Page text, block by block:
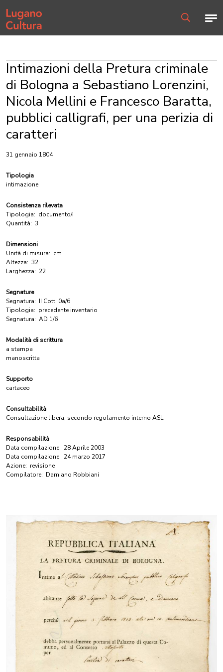
Home page
Intimazioni della Pretura criminale
di Bologna a Sebastiano Lorenzini,
Nicola Mellini e Francesco Baratta,
pubblici calligrafi, per una perizia di
caratteri
31 gennaio 1804
Tipologia
intimazione
Consistenza rilevata
Tipologia: documento/i
Quantità: 3
Dimensioni
Unità di misura: cm
Altezza: 32
Larghezza: 22
Segnature
Segnatura: II Cotti 0a/6
Tipologia: precedente inventario
Segnatura: AD 1/6
Modalità di scrittura
a stampa
manoscritta
Supporto
cartaceo
Consultabilità
Consultazione libera, secondo regolamento interno ASL
Responsabilità
Data compilazione: 28 Aprile 2003
Data compilazione: 24 marzo 2017
Azione: revisione
Compilatore: Damiano Robbiani